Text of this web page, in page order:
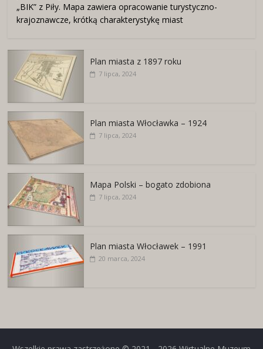
„BIK” z Piły. Mapa zawiera opracowanie turystyczno-
krajoznawcze, krótką charakterystykę miast
Plan miasta z 1897 roku
7 lipca, 2024
Plan miasta Włocławka – 1924
7 lipca, 2024
Mapa Polski – bogato zdobiona
7 lipca, 2024
Plan miasta Włocławek – 1991
20 marca, 2024